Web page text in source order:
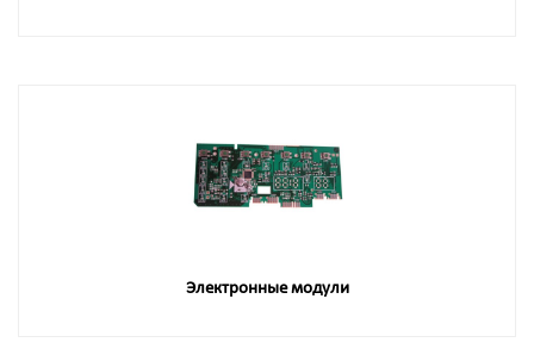
Электронные модули